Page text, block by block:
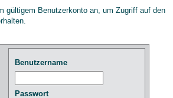
gültigem Benutzerkonto an, um Zugriff auf den
Benutzername
Passwort